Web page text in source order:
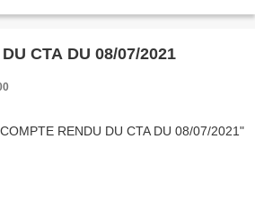
CTA DU 08/07/2021